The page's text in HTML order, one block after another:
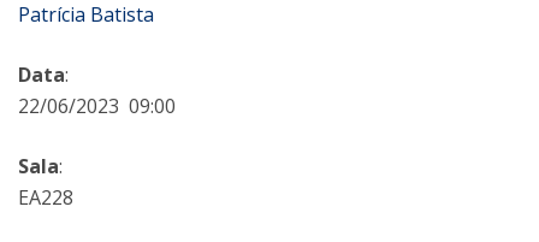
Patrícia Batista
Data:
22/06/2023 09:00
Sala:
EA228